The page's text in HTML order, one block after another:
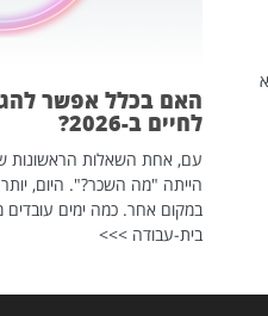
האם בכלל אפשר
לחיים ב-2026?
עם, אחת השאלות הראשונות
הייתה "מה השכר?". היום, יותר
במקום אחר. כמה ימים עובדים
בית-עבודה >>>